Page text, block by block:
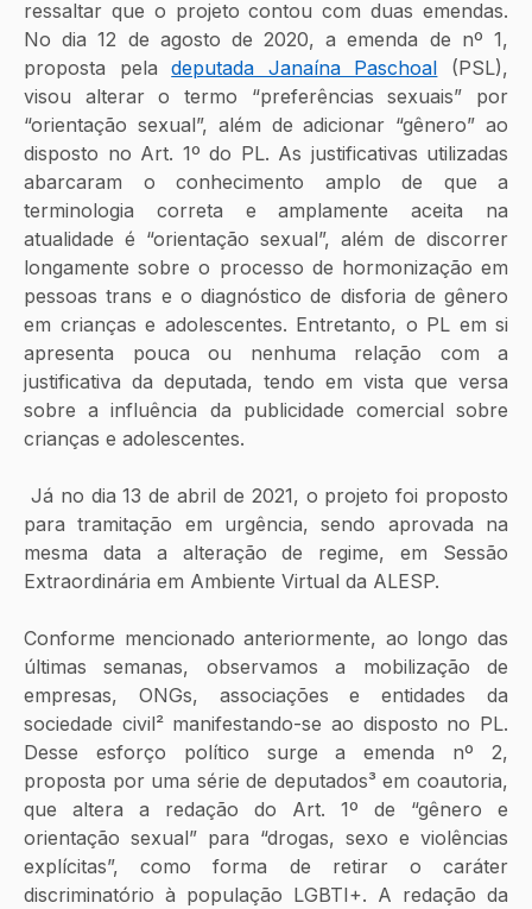
ressaltar que o projeto contou com duas emendas.
No dia 12 de agosto de 2020, a emenda de nº 1,
proposta pela deputada Janaína Paschoal (PSL),
visou alterar o termo “preferências sexuais” por
“orientação sexual”, além de adicionar “gênero” ao
disposto no Art. 1º do PL. As justificativas utilizadas
abarcaram o conhecimento amplo de que a
terminologia correta e amplamente aceita na
atualidade é “orientação sexual”, além de discorrer
longamente sobre o processo de hormonização em
pessoas trans e o diagnóstico de disforia de gênero
em crianças e adolescentes. Entretanto, o PL em si
apresenta pouca ou nenhuma relação com a
justificativa da deputada, tendo em vista que versa
sobre a influência da publicidade comercial sobre
crianças e adolescentes.
para tramitação em urgência, sendo aprovada na
mesma data a alteração de regime, em Sessão
Extraordinária em Ambiente Virtual da ALESP.
Conforme mencionado anteriormente, ao longo das
últimas semanas, observamos a mobilização de
empresas, ONGs, associações e entidades da
sociedade civil² manifestando-se ao disposto no PL.
Desse esforço político surge a emenda nº 2,
proposta por uma série de deputados³ em coautoria,
que altera a redação do Art. 1º de “gênero e
orientação sexual” para “drogas, sexo e violências
explícitas”, como forma de retirar o caráter
discriminatório à população LGBTI+. A redação da